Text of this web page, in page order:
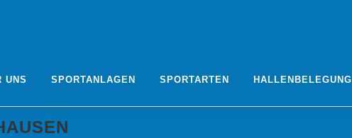
UNS SPORTANLAGEN SPORTARTEN HALLENBELEGUNG